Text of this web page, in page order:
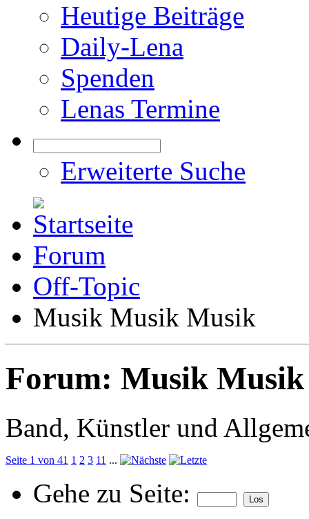
Heutige Beiträge
Daily-Lena
Spenden
Lenas Termine
Erweiterte Suche
Forum
Off-Topic
Musik Musik Musik
Forum: Musik
Band, Künstler und
Seite 1 von 41 1 2 3 11 ...
Gehe zu Seite: